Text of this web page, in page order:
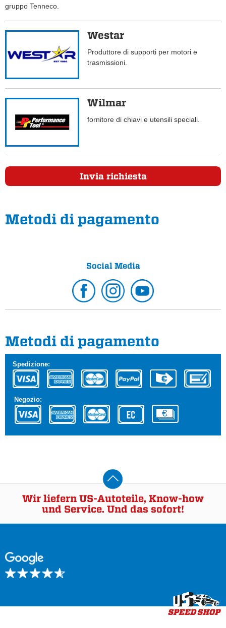
gruppo Tenneco.
Westar
Produttore di supporti per motori e
trasmissioni.
Wilmar
fornitore di chiavi e utensili speciali.
Invia richiesta
Metodi di pagamento
Social Media
Metodi di pagamento
Spedizione:
Negozio:
Wir liefern US-Autoteile, Know-how
und Service. Und das sofort!